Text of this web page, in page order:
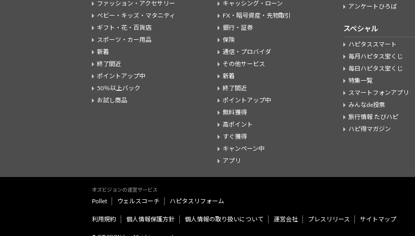
ファッション・アクセサリー
ベビー・キッズ・マタニティ
ギフト・花・百貨店
スポーツ・カー用品
新着
終了間近
ポイントアップ中
50％以上バック
お試し商品
キャッシング・ローン
FX・暗号資産・先物取引
銀行・証券
保険
通信・プロバイダ
その他サービス
新着
終了間近
ポイントアップ中
無料獲得
高ポイント
すぐ獲得
キャンペーン中
アプリ
アンケートひろば
スペシャル
ハピタススマート
毎月ハピタス宝くじ
毎日ハピタス宝くじ
特集一覧
スマートフォンアプリ
みんなde投票
旅行情報 たびハピ
ハピ得マガジン
オズビジョンの運営サービス
Pollet ウェルスコーチ ハピタスリフォーム
利用規約 個人情報保護方針 個人情報の取り扱いについて 運営会社 プレスリリース サイトマップ